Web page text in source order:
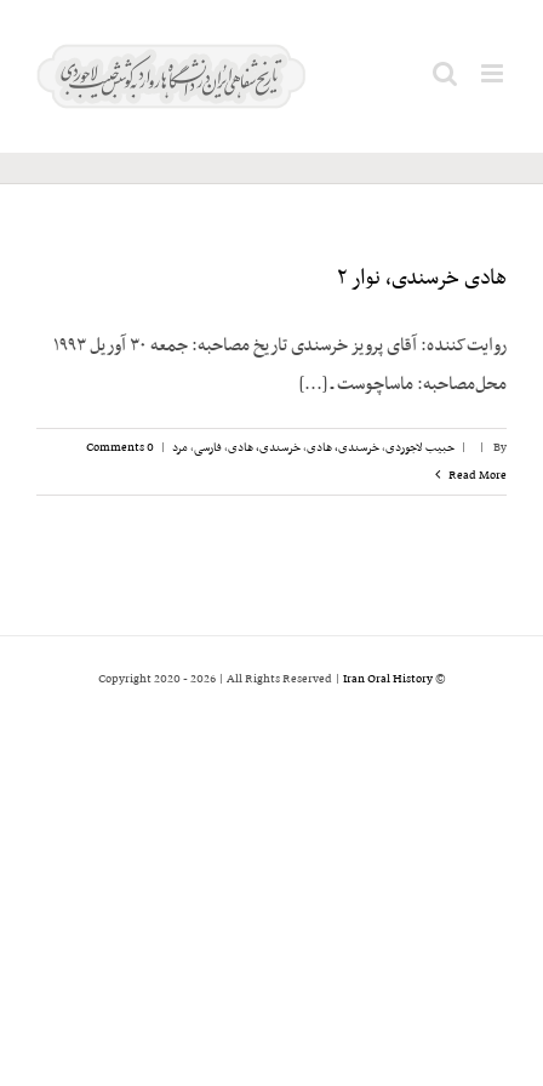
سوئد Search
هادی خرسندی، نوار ۲
روایت‌کننده: آقای پرویز خرسندی تاریخ مصاحبه: جمعه ۳۰ آوریل ۱۹۹۳
محل‌مصاحبه: ماساچوست ـ [...]
By
|
| حبیب لاجوردی,خرسندی، هادی,خرسندی، هادی,فارسی,مرد |
0 Comments
Read More
© Copyright 2020 -
2026 | All Rights Reserved | Iran Oral History